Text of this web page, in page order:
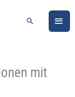
Suchen
mit